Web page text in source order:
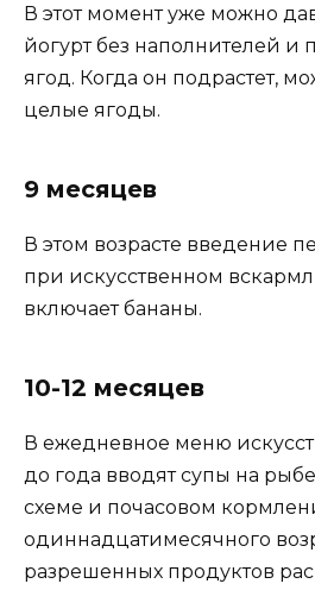
В этот момент уже можно
йогурт без наполнителей и
ягод. Когда он подрастет,
целые ягоды.
9 месяцев
В этом возрасте введение
при искусственном
включает бананы.
10-12 месяцев
В ежедневное меню
до года вводят супы на
схеме и почасовом
одиннадцатимесячного
разрешенных продуктов